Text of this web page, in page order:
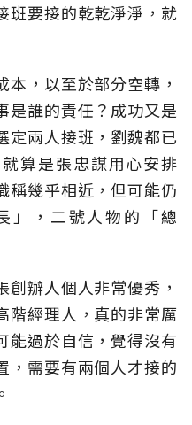
班要接的乾乾淨淨，就
，以至於部分空轉，
是誰的責任？成功又是
定兩人接班，劉魏都已
算是張忠謀用心安排
稱幾乎相近，但可能仍
」，二號人物的「總
辦人個人非常優秀，
階經理人，真的非常厲
能過於自信，覺得沒有
，需要有兩個人才接的